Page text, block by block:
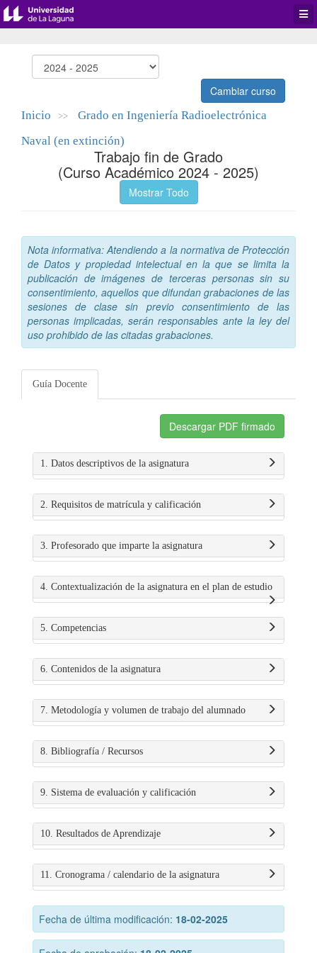
Cambiar curso
Inicio >>
Grado en Ingeniería Radioelectrónica
Naval (en extinción)
Trabajo fin de Grado
(Curso Académico 2024 - 2025)
Mostrar Todo
Nota informativa: Atendiendo a la normativa de Protección
de Datos y propiedad intelectual en la que se limita la
publicación de imágenes de terceras personas sin su
consentimiento, aquellos que difundan grabaciones de las
sesiones de clase sin previo consentimiento de las
personas implicadas, serán responsables ante la ley del
uso prohibido de las citadas grabaciones.
Guía Docente
Descargar PDF firmado
1. Datos descriptivos de la asignatura
2. Requisitos de matrícula y calificación
3. Profesorado que imparte la asignatura
4. Contextualización de la asignatura en el plan de estudio
5. Competencias
6. Contenidos de la asignatura
7. Metodología y volumen de trabajo del alumnado
8. Bibliografía / Recursos
9. Sistema de evaluación y calificación
10. Resultados de Aprendizaje
11. Cronograma / calendario de la asignatura
Fecha de última modificación: 18-02-2025